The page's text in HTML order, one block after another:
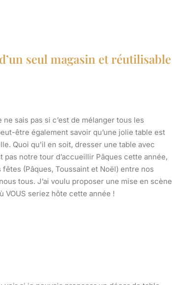
seul magasin et réutilisable
sais pas si c’est de mélanger tous les
être également savoir qu’une jolie table est
Quoi qu’il en soit, dresser une table avec
notre tour d’accueillir Pâques cette année,
(Pâques, Toussaint et Noël) entre nos
tous. J’ai voulu proposer une mise en scène
VOUS seriez hôte cette année !